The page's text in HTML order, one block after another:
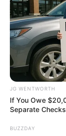
ราศีกันย์ (16
มีเสน่ห์เป็นที่ห
ตาคุณจริงๆดัน
ทกันนอกสถาน
นี้มีกามเทพมา
อย่างนั้น ดวงค
JG WENTWORTH
If You Owe
Separate Checks
BUZZDAY